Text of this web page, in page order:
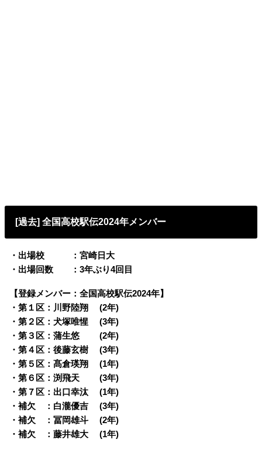
[過去] 全国高校駅伝2024年メンバー
・出場校 ：宮崎日大
・出場回数 ：3年ぶり4回目
【登録メンバー：全国高校駅伝2024年】
・第１区：川野陸翔 (2年)
・第２区：犬塚唯惺 (3年)
・第３区：蒲生悠 (2年)
・第４区：後藤玄樹 (3年)
・第５区：髙倉瑛翔 (1年)
・第６区：渕飛天 (3年)
・第７区：出口幸汰 (1年)
・補欠 ：白瀧優吉 (3年)
・補欠 ：冨岡雄斗 (2年)
・補欠 ：藤井雄大 (1年)